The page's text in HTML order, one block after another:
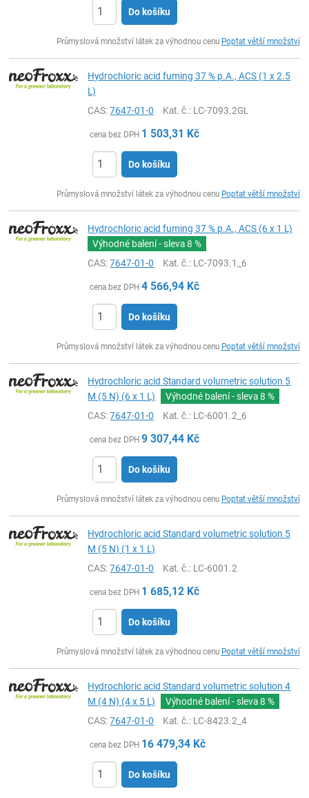
Do košíku
Průmyslová množství látek za výhodnou cenu Poptat větší množství
Hydrochloric acid fuming 37 % p.A., ACS (1 x 2.5
L)
CAS:7647-01-0 Kat. č.: LC-7093.2GL
cena bez DPH 1 503,31 Kč
Do košíku
Průmyslová množství látek za výhodnou cenu Poptat větší množství
Hydrochloric acid fuming 37 % p.A., ACS (6 x 1 L)
Výhodné balení - sleva8 %
CAS:7647-01-0 Kat. č.: LC-7093.1_6
cena bez DPH 4 566,94 Kč
Do košíku
Průmyslová množství látek za výhodnou cenu Poptat větší množství
Hydrochloric acid Standard volumetric solution 5
M (5 N) (6 x 1 L)
Výhodné balení - sleva8 %
CAS:7647-01-0 Kat. č.: LC-6001.2_6
cena bez DPH 9 307,44 Kč
Do košíku
Průmyslová množství látek za výhodnou cenu Poptat větší množství
Hydrochloric acid Standard volumetric solution 5
M (5 N) (1 x 1 L)
CAS:7647-01-0 Kat. č.: LC-6001.2
cena bez DPH 1 685,12 Kč
Do košíku
Průmyslová množství látek za výhodnou cenu Poptat větší množství
Hydrochloric acid Standard volumetric solution 4
M (4 N) (4 x 5 L)
Výhodné balení - sleva8 %
CAS:7647-01-0 Kat. č.: LC-8423.2_4
cena bez DPH 16 479,34 Kč
Do košíku